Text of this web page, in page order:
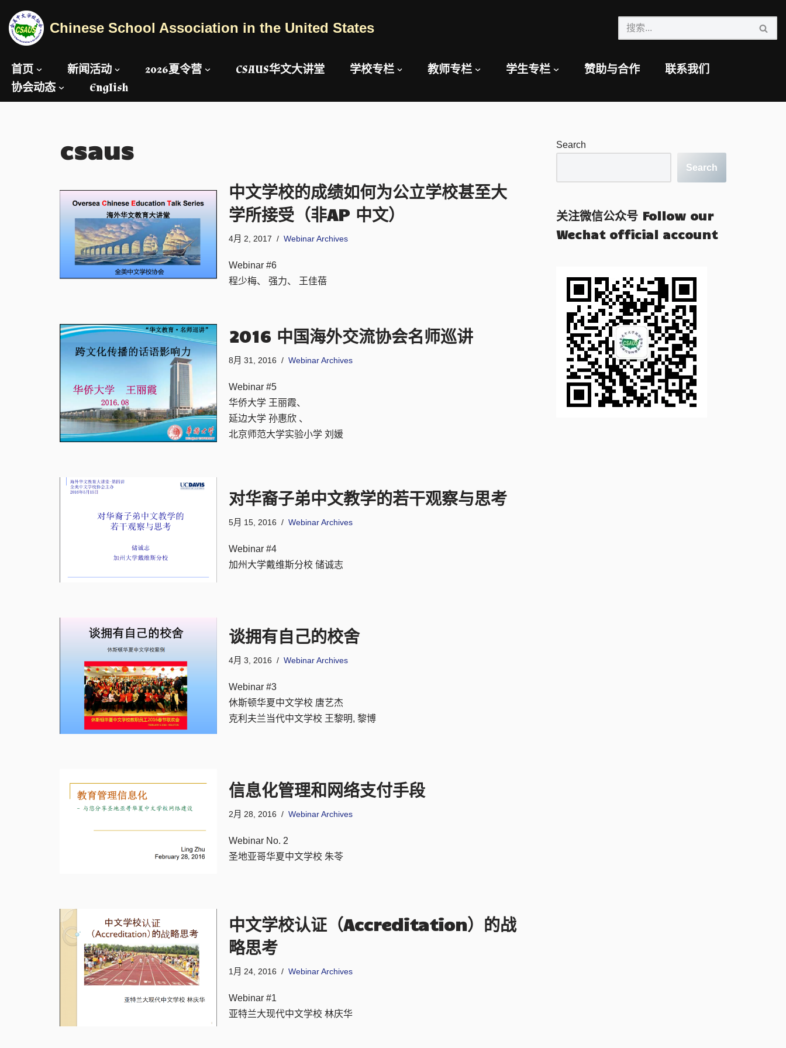
跳
正
文
Chinese School Association in the United States
首页 新闻活动 2026夏令营 CSAUS华文大讲堂 学校专栏 教师专栏 学生专栏 赞助与合作
联系我们
协会动态
English
csaus
中文学校的成绩如何为公立学校甚至大
学所接受（非AP 中文）
4月 2, 2017 Webinar Archives
Webinar #6
程少梅、 强力、 王佳蓓
2016 中国海外交流协会名师巡讲
8月 31, 2016 Webinar Archives
Webinar #5
华侨大学 王丽霞、
延边大学 孙惠欣 、
北京师范大学实验小学 刘媛
对华裔子弟中文教学的若干观察与思考
5月 15, 2016 Webinar Archives
Webinar #4
加州大学戴维斯分校 储诚志
谈拥有自己的校舍
4月 3, 2016 Webinar Archives
Webinar #3
休斯顿华夏中文学校 唐艺杰
克利夫兰当代中文学校 王黎明, 黎博
信息化管理和网络支付手段
2月 28, 2016 Webinar Archives
Webinar No. 2
圣地亚哥华夏中文学校 朱苓
中文学校认证（Accreditation）的战
略思考
1月 24, 2016 Webinar Archives
Webinar #1
亚特兰大现代中文学校 林庆华
Search
Search
关注微信公众号 Follow our
Wechat official account